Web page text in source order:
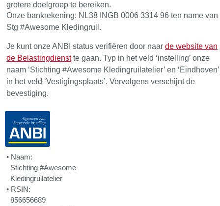
grotere doelgroep te bereiken.
Onze bankrekening: NL38 INGB 0006 3314 96 ten name van
Stg #Awesome Kledingruil.
Je kunt onze ANBI status verifiëren door naar de website van
de Belastingdienstte gaan. Typ in het veld ‘instelling’ onze
naam ‘Stichting #Awesome Kledingruilatelier’ en ‘Eindhoven’
in het veld ‘Vestigingsplaats’. Vervolgens verschijnt de
bevestiging.
• Naam:
Stichting #Awesome
Kledingruilatelier
• RSIN:
856656689